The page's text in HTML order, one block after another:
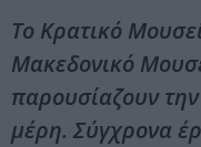
Το Κρατικό
Μακεδονικό
παρουσίαζουν
μέρη. Σύγχρονα